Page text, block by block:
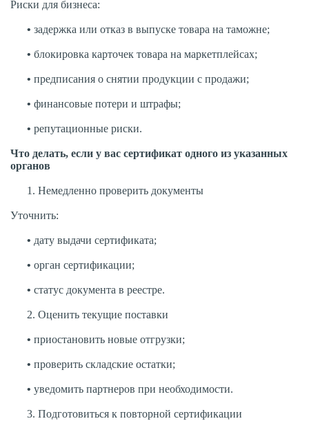
Риски для бизнеса:
• задержка или отказ в выпуске товара на таможне;
• блокировка карточек товара на маркетплейсах;
• предписания о снятии продукции с продажи;
• финансовые потери и штрафы;
• репутационные риски.
Что делать, если у вас сертификат одного из указанных
органов
1. Немедленно проверить документы
Уточнить:
• дату выдачи сертификата;
• орган сертификации;
• статус документа в реестре.
2. Оценить текущие поставки
• приостановить новые отгрузки;
• проверить складские остатки;
• уведомить партнеров при необходимости.
3. Подготовиться к повторной сертификации